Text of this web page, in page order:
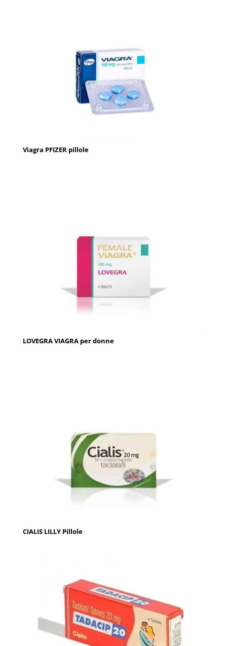
Viagra PFIZER pillole
LOVEGRA VIAGRA per donne
CIALIS LILLY Pillole